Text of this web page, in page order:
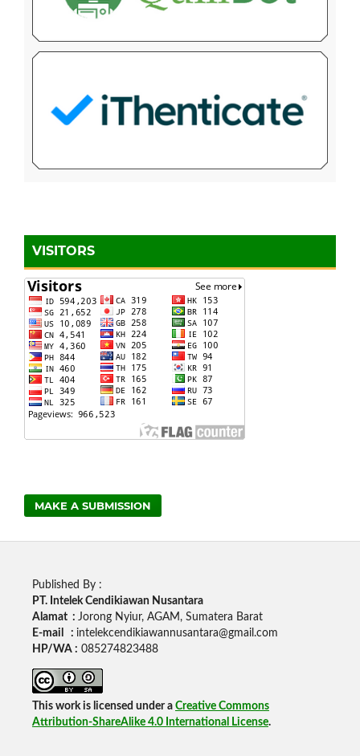
VISITORS
MAKE A SUBMISSION
Published By :
PT. Intelek Cendikiawan Nusantara
Alamat : Jorong Nyiur, AGAM, Sumatera Barat
E-mail : intelekcendikiawannusantara@gmail.com
HP/WA : 085274823488
This work is licensed under a Creative Commons
Attribution-ShareAlike 4.0 International License.